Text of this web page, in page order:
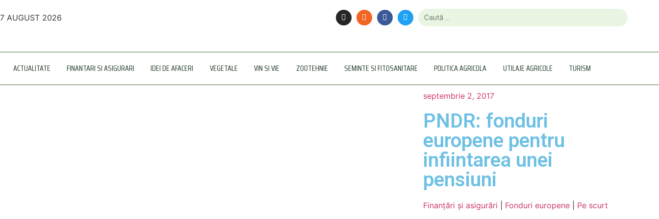
7 AUGUST 2026
ACTUALITATE FINANTARI SI ASIGURARI IDEI DE AFACERI VEGETALE VIN SI VIE ZOOTEHNIE SEMINTE SI FITOSANITARE POLITICA AGRICOLA UTILAJE AGRICOLE TURISM
septembrie 2, 2017
PNDR: fonduri
europene pentru
infiintarea unei
pensiuni
Finanţări şi asigurări Fonduri europene Pe scurt